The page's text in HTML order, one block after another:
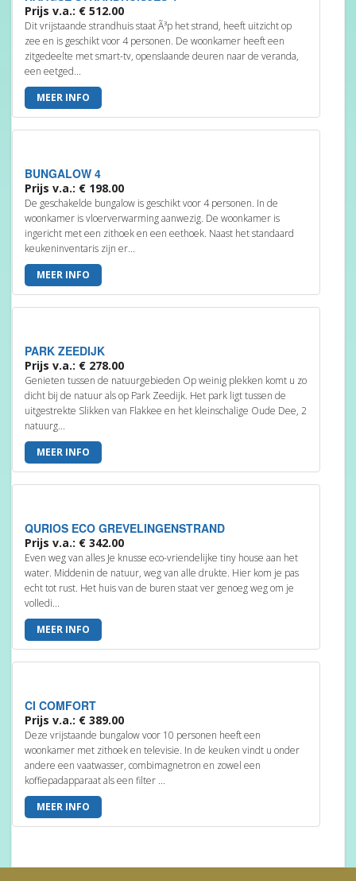
Prijs v.a.: € 512.00
Dit vrijstaande strandhuis staat Ã³p het strand, heeft uitzicht op
zee en is geschikt voor 4 personen. De woonkamer heeft een
zitgedeelte met smart-tv, openslaande deuren naar de veranda,
een eetged...
MEER INFO
BUNGALOW 4
Prijs v.a.: € 198.00
De geschakelde bungalow is geschikt voor 4 personen. In de
woonkamer is vloerverwarming aanwezig. De woonkamer is
ingericht met een zithoek en een eethoek. Naast het standaard
keukeninventaris zijn er...
MEER INFO
PARK ZEEDIJK
Prijs v.a.: € 278.00
Genieten tussen de natuurgebieden Op weinig plekken komt u zo
dicht bij de natuur als op Park Zeedijk. Het park ligt tussen de
uitgestrekte Slikken van Flakkee en het kleinschalige Oude Dee, 2
natuurg...
MEER INFO
QURIOS ECO GREVELINGENSTRAND
Prijs v.a.: € 342.00
Even weg van alles Je knusse eco-vriendelijke tiny house aan het
water. Middenin de natuur, weg van alle drukte. Hier kom je pas
echt tot rust. Het huis van de buren staat ver genoeg weg om je
volledi...
MEER INFO
CI COMFORT
Prijs v.a.: € 389.00
Deze vrijstaande bungalow voor 10 personen heeft een
woonkamer met zithoek en televisie. In de keuken vindt u onder
andere een vaatwasser, combimagnetron en zowel een
koffiepadapparaat als een filter ...
MEER INFO